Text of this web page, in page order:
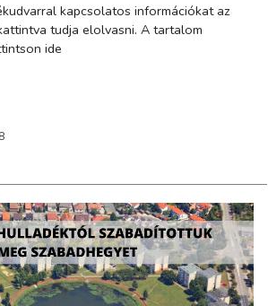
kapcsolatos információkat az
tudja elolvasni. A tartalom
ide